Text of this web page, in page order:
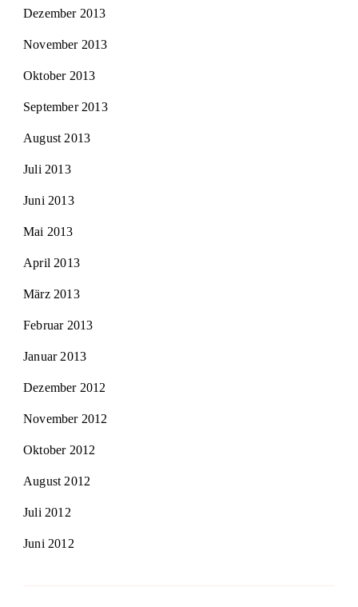
Dezember 2013
November 2013
Oktober 2013
September 2013
August 2013
Juli 2013
Juni 2013
Mai 2013
April 2013
März 2013
Februar 2013
Januar 2013
Dezember 2012
November 2012
Oktober 2012
August 2012
Juli 2012
Juni 2012